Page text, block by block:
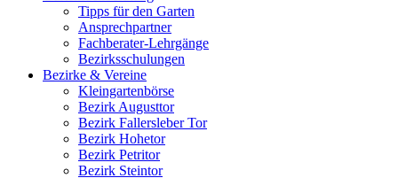
Tipps für den Garten
Ansprechpartner
Fachberater-Lehrgänge
Bezirksschulungen
Bezirke & Vereine
Kleingartenbörse
Bezirk Augusttor
Bezirk Fallersleber Tor
Bezirk Hohetor
Bezirk Petritor
Bezirk Steintor